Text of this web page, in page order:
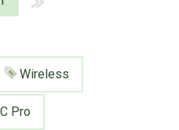
Wireless
Pro